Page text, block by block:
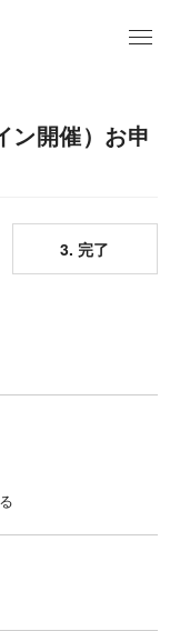
ン開催）お申
3. 完了